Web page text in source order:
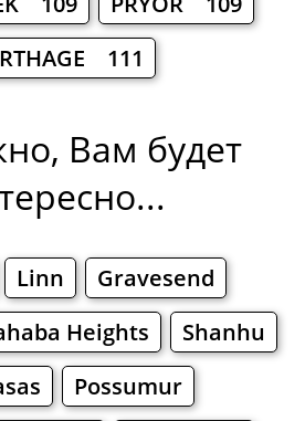
111
Вам будет
Linn
Gravesend
Heights
Shanhu
Possumur